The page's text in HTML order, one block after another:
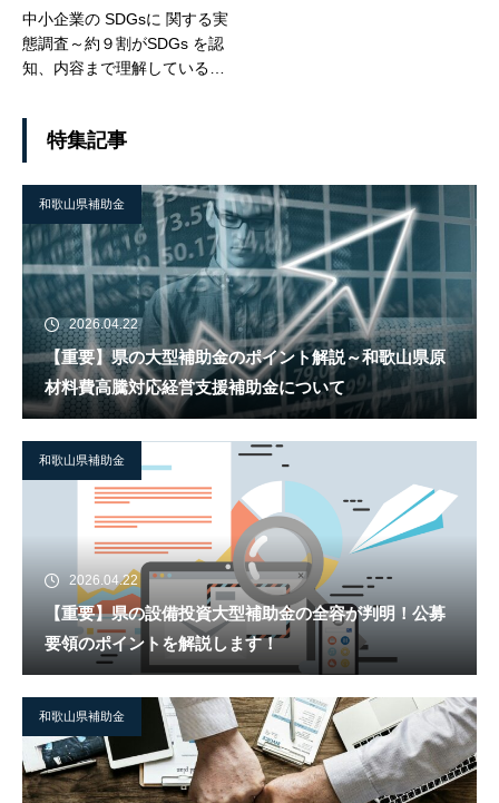
中小企業の SDGsに 関する実
態調査～約９割がSDGs を認
知、内容まで理解している企
特集記事
和歌山県補助金
2026.04.22
【重要】県の大型補助金のポイント解説～和歌山県原
材料費高騰対応経営支援補助金について
和歌山県補助金
2026.04.22
【重要】県の設備投資大型補助金の全容が判明！公募
要領のポイントを解説します！
和歌山県補助金